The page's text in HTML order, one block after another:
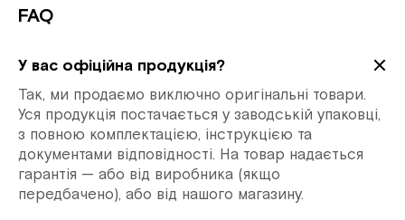
FAQ
У вас офіційна продукція?
Так, ми продаємо виключно оригінальні товари.
Уся продукція постачається у заводській упаковці,
з повною комплектацією, інструкцією та
документами відповідності. На товар надається
гарантія — або від виробника (якщо
передбачено), або від нашого магазину.